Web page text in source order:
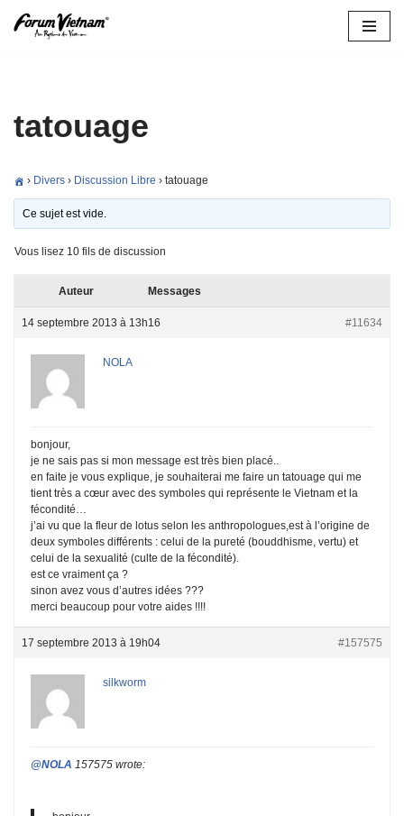
tatouage
› Divers › Discussion Libre › tatouage
Ce sujet est vide.
Vous lisez 10 fils de discussion
Auteur Messages
14 septembre 2013 à 13h16 #11634
NOLA
bonjour,
je ne sais pas si mon message est très bien placé..
en faite je vous explique, je souhaiterai me faire un tatouage qui me
tient très a cœur avec des symboles qui représente le Vietnam et la
fécondité…
j’ai vu que la fleur de lotus selon les anthropologues,est à l’origine de
deux symboles différents : celui de la pureté (bouddhisme, vertu) et
celui de la sexualité (culte de la fécondité).
est ce vraiment ça ?
sinon avez vous d’autres idées ???
merci beaucoup pour votre aides !!!!
17 septembre 2013 à 19h04 #157575
silkworm
@NOLA 157575 wrote: